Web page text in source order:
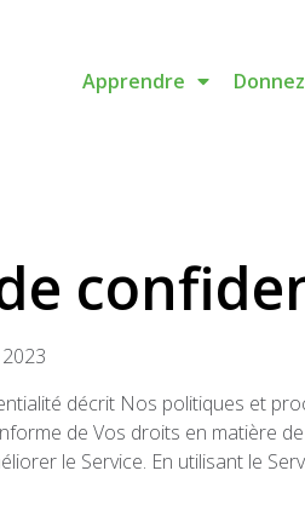
Apprendre Donnez
décrit Nos politiques et
de Vos droits en matière
le Service. En utilisant le